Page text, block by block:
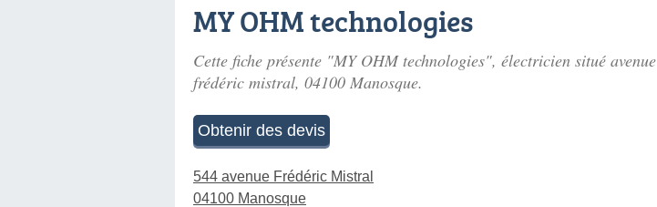
MY OHM technologies
Cette fiche présente "MY OHM technologies", électricien situé avenue
frédéric mistral, 04100 Manosque.
Obtenir des devis
544 avenue Frédéric Mistral
04100 Manosque